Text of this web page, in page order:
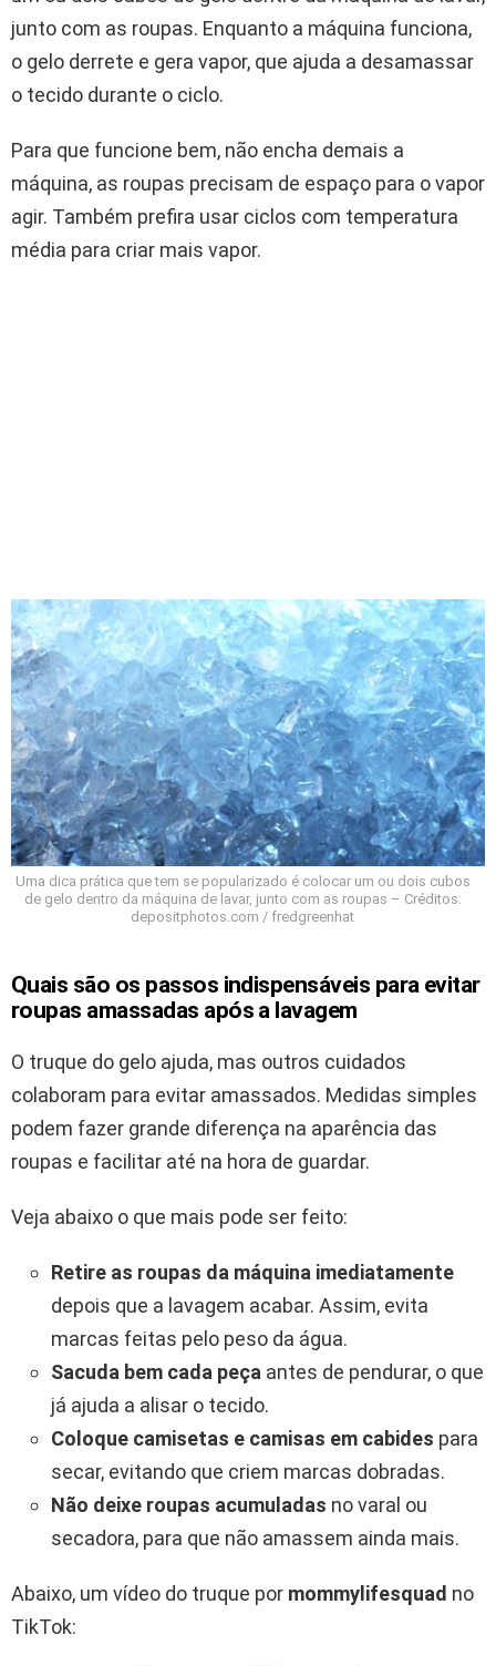
junto com as roupas. Enquanto a máquina funciona,
o gelo derrete e gera vapor, que ajuda a desamassar
o tecido durante o ciclo.
Para que funcione bem, não encha demais a
máquina, as roupas precisam de espaço para o vapor
agir. Também prefira usar ciclos com temperatura
média para criar mais vapor.
Uma dica prática que tem se popularizado é colocar um ou dois cubos
de gelo dentro da máquina de lavar, junto com as roupas – Créditos:
depositphotos.com / fredgreenhat
Quais são os passos indispensáveis para evitar
roupas amassadas após a lavagem
O truque do gelo ajuda, mas outros cuidados
colaboram para evitar amassados. Medidas simples
podem fazer grande diferença na aparência das
roupas e facilitar até na hora de guardar.
Veja abaixo o que mais pode ser feito:
Retire as roupas da máquina imediatamente
depois que a lavagem acabar. Assim, evita
marcas feitas pelo peso da água.
Sacuda bem cada peça antes de pendurar, o que
já ajuda a alisar o tecido.
Coloque camisetas e camisas em cabides para
secar, evitando que criem marcas dobradas.
Não deixe roupas acumuladas no varal ou
secadora, para que não amassem ainda mais.
Abaixo, um vídeo do truque por mommylifesquad no
TikTok: